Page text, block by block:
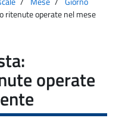
ritenute operate nel mese
operate